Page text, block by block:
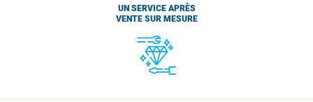
UN SERVICE APRÈS
VENTE SUR MESURE